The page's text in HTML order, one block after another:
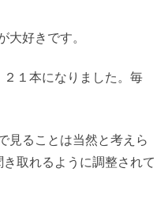
好きです。
１本になりました。毎
見ることは当然と考えら
取れるように調整されて